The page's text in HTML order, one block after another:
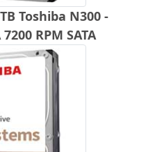
Toshiba N300 -
RPM SATA